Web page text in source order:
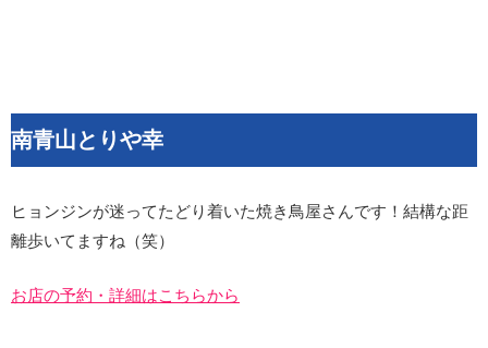
南青山とりや幸
ヒョンジンが迷ってたどり着いた焼き鳥屋さんです！結構な距
離歩いてますね（笑）
お店の予約・詳細はこちらから